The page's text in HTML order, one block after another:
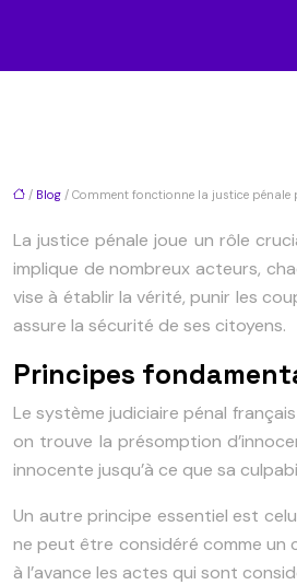
/ Blog / Comment fonctionne la justice pénale
La justice pénale joue un rôle
implique de nombreux acteurs,
vise à établir la vérité, punir les
assure la sécurité de ses citoyens.
Principes
Le système judiciaire pénal
on trouve la présomption
innocente jusqu’à ce que sa
Un autre principe essentiel est
ne peut être considéré comme un
à l’avance les actes qui sont